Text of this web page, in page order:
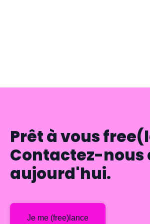
Prêt à vous
Contactez-nous
aujourd'hui.
Je me (free)lance